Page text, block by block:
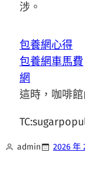
涉。
包養網心得
包養網車馬費
網
這時，咖啡館
admin 2026 年